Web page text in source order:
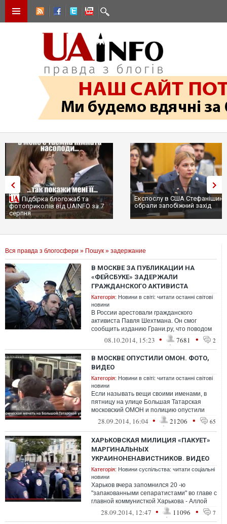
Підбірка блогожаб та
фотоприколів від UAINFO за 7
серпня
Експослу в США
обрали запобіжний захід
Вся правда з блогосфери » Пошук » задержание
В МОСКВЕ ЗА ПУБЛИКАЦИИ НА
«ФЕЙСБУКЕ» ЗАДЕРЖАЛИ
ГРАЖДАНСКОГО АКТИВИСТА
Категорія: Новини в світі: читати останні світові
новини
В России арестовали гражданского
активиста Павля Шехтмана. Он смог
сообщить изданию Грани.ру, что поводом
для задержания стали его публикации в с...
08.10.2014, 15:23 • 7681 • 2
В МОСКВЕ ОПУСТИЛИ ОМОН. ФОТО,
ВИДЕО
Категорія: Новини в світі: читати останні світові
новини
Если называть вещи своими именами, в
пятницу на улице Большая Татарская
московский ОМОН и полицию опустили
ниже плинтуса. Это я про свое восприятие
28.09.2014, 16:04 • 21206 • 65
ХАРЬКОВСКАЯ МИЛИЦИЯ «ПАКУЕТ»
МАРГИНАЛЬНЫХ
УКРАИНОНЕНАВИСТНИКОВ. ВИДЕО
Категорія: Новини суспільства: читати соціальні
новини
Харьков вчера запомнился 20 -ю
"запакованными сепаратистами" во главе с
главной коммунисткой Харькова - Аллой
Александровской. Кто же они, эти дв...
28.09.2014, 12:47 • 11096 • 7